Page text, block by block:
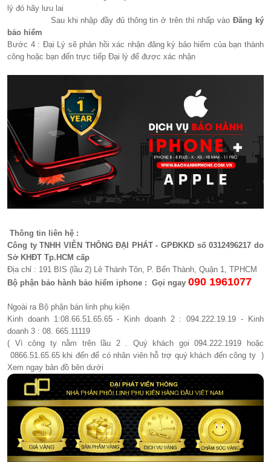
lý đó hãy lưu lai
Sau khi nhập đầy đủ thông tin ở trên thì nhấp vào Đăng ký
bảo hiểm
Bước 4 : Đại Lý sẽ phản hồi xác nhận đăng ký bảo hiểm của bạn thành
công hoặc bạn đến trực tiếp Đại lý để được xác nhận
Thông tin liên hệ :
Công ty TNHH VIỄN THÔNG ĐẠI PHÁT - GPĐKKD số 0312496217 do
Sở KHĐT Tp.HCM cấp
Địa chỉ : 191 BIS (lầu 2) Lê Thánh Tôn, P. Bến Thành, Quận 1, TPHCM
Bộ phận bảo hành bảo hiểm iphone : Gọi ngay090 1961077​
Ngoài ra Bộ phận bán linh phụ kiện
Kinh doanh 1:08.66.51.65.65 - Kinh doanh 2 : 094.222.19.19 - Kinh
doanh 3 : 08. 665.11119
( Vì công ty nằm trên lầu 2 . Quý khách gọi 094.222.1919 hoặc
0866.51.65.65 khi đến để có nhân viên hỗ trợ quý khách đến công ty )
Xem ngay bản đồ bên dưới